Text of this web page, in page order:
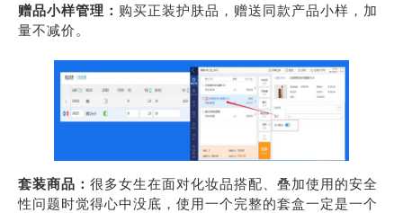
赠品小样管理： 购买正装护肤品，赠送同款产品小样，加
量不减价。
套装商品： 很多女生在面对化妆品搭配、叠加使用的安全
性问题时觉得心中没底，使用一个完整的套盒一定是一个